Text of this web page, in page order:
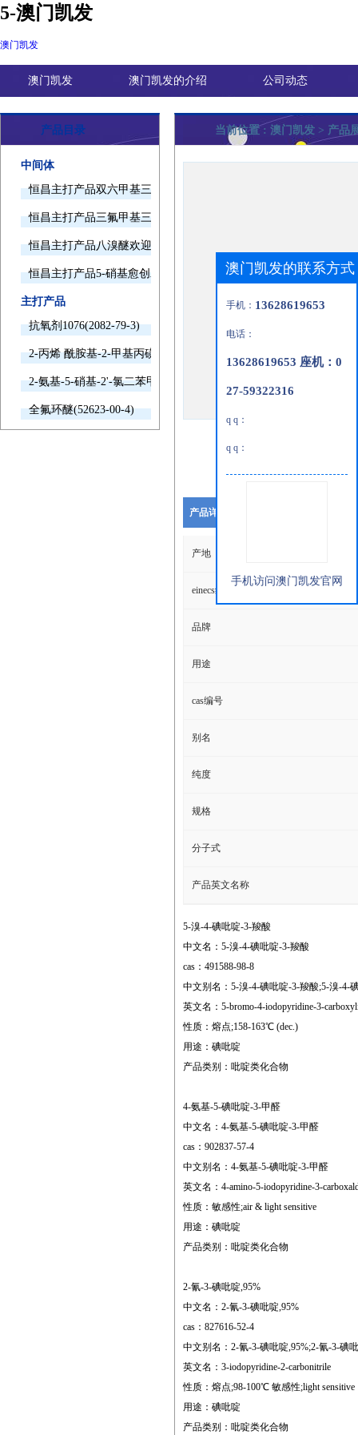
5-澳门凯发
澳门凯发
澳门凯发 澳门凯发的介绍 公司动态
产品目录
中间体
恒昌主打产品双六甲基三胺欢迎询价
恒昌主打产品三氟甲基三甲基硅烷欢迎询价
恒昌主打产品八溴醚欢迎询价
恒昌主打产品5-硝基愈创木酚钠欢迎询价
主打产品
抗氧剂1076(2082-79-3)
2-丙烯 酰胺基-2-甲基丙磺酸(15214-89-8)
2-氨基-5-硝基-2'-氯二苯甲酮(2011-66-7)
全氟环醚(52623-00-4)
当前位置 : 澳门凯发 > 产品
产品详细说明
产地
einecs编号
品牌
用途
cas编号
别名
纯度
规格
分子式
产品英文名称
5-溴-4-碘吡啶-3-羧酸
中文名：5-溴-4-碘吡啶-3-羧酸
cas：491588-98-8
中文别名：5-溴-4-碘吡啶-3-羧酸;5-溴-4-
英文名：5-bromo-4-iodopyridine-3-
性质：熔点;158-163℃ (dec.)
用途：碘吡啶
产品类别：吡啶类化合物
4-氨基-5-碘吡啶-3-甲醛
中文名：4-氨基-5-碘吡啶-3-甲醛
cas：902837-57-4
中文别名：4-氨基-5-碘吡啶-3-甲醛
英文名：4-amino-5-iodopyridine-3-
性质：敏感性;air & light sensitive
用途：碘吡啶
产品类别：吡啶类化合物
2-氰-3-碘吡啶,95%
中文名：2-氰-3-碘吡啶,95%
cas：827616-52-4
中文别名：2-氰-3-碘吡啶,95%;2-氰-3-碘
英文名：3-iodopyridine-2-carbonitrile
性质：熔点;98-100℃ 敏感性;light sensitive
用途：碘吡啶
产品类别：吡啶类化合物
澳门凯发的联系方式
手机： 13628619653
电话：
13628619653 座机：0
27-59322316
q q：
q q：
手机访问澳门凯发官网